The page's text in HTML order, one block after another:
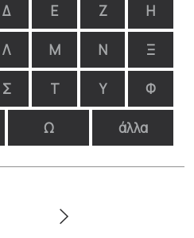
Δ Ε Ζ Η
Λ Μ Ν Ξ
Σ Τ Υ Φ
Ω άλλα